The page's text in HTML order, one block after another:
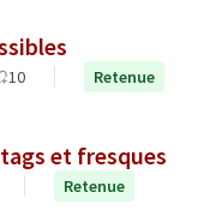
10 Retenue
et fresques
Retenue